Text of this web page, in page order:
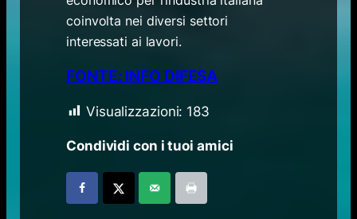
coinvolta nei diversi settori
interessati ai lavori.
FONTE: INFO DIFESA
Visualizzazioni: 183
Condividi con i tuoi amici